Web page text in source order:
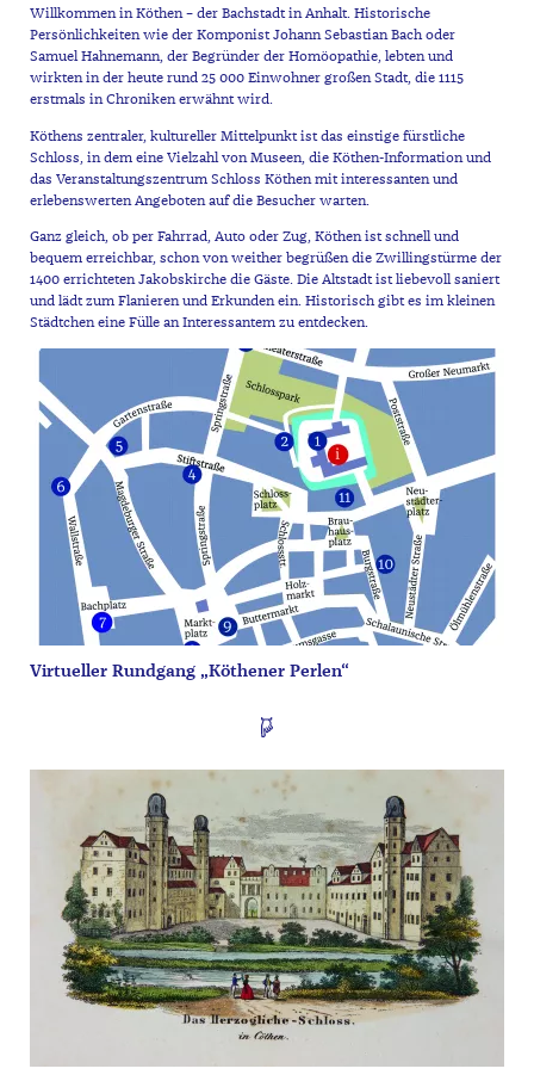
Willkommen in Köthen – der Bachstadt in Anhalt. Historische
Persönlichkeiten wie der Komponist Johann Sebastian Bach oder
Samuel Hahnemann, der Begründer der Homöopathie, lebten und
wirkten in der heute rund 25 000 Einwohner großen Stadt, die 1115
erstmals in Chroniken erwähnt wird.
Köthens zentraler, kultureller Mittelpunkt ist das einstige fürstliche
Schloss, in dem eine Vielzahl von Museen, die Köthen-Information und
das Veranstaltungszentrum Schloss Köthen mit interessanten und
erlebenswerten Angeboten auf die Besucher warten.
Ganz gleich, ob per Fahrrad, Auto oder Zug, Köthen ist schnell und
bequem erreichbar, schon von weither begrüßen die Zwillingstürme der
1400 errichteten Jakobskirche die Gäste. Die Altstadt ist liebevoll saniert
und lädt zum Flanieren und Erkunden ein. Historisch gibt es im kleinen
Städtchen eine Fülle an Interessantem zu entdecken.
Virtueller Rundgang „Köthener Perlen“